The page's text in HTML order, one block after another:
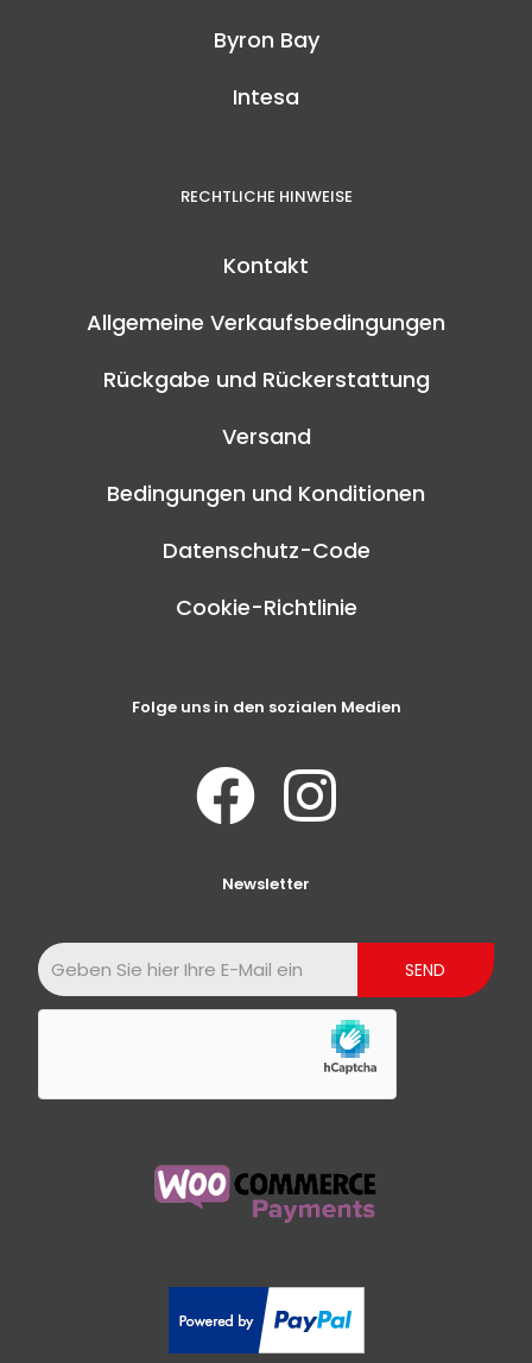
Byron Bay
Intesa
RECHTLICHE HINWEISE
Kontakt
Allgemeine Verkaufsbedingungen
Rückgabe und Rückerstattung
Versand
Bedingungen und Konditionen
Datenschutz-Code
Cookie-Richtlinie
Folge uns in den sozialen Medien
Newsletter